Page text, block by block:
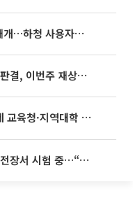
현대차·기아, 이번 주 임단협 재개…하청 사용자성 재심도 ‘변수’
최태원·노소영 '9440억 분할' 판결, 이번주 재상고 여부 주목
서·논술형 입시 연계 '착수'
…“스타트업 여러 곳 참여”